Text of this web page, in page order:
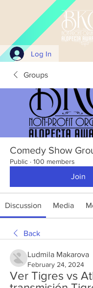
Log In
Groups
Comedy Show
Public · 100 members
Join
Discussion Media
Back
Ludmila Makarova
February 24, 2024
Ver Tigres vs